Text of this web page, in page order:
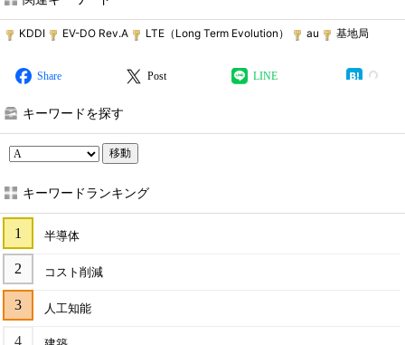
KDDI EV-DO Rev.A LTE（Long Term Evolution） au 基地局
Share Post LINE
キーワードを探す
移動
キーワードランキング
半導体
コスト削減
人工知能